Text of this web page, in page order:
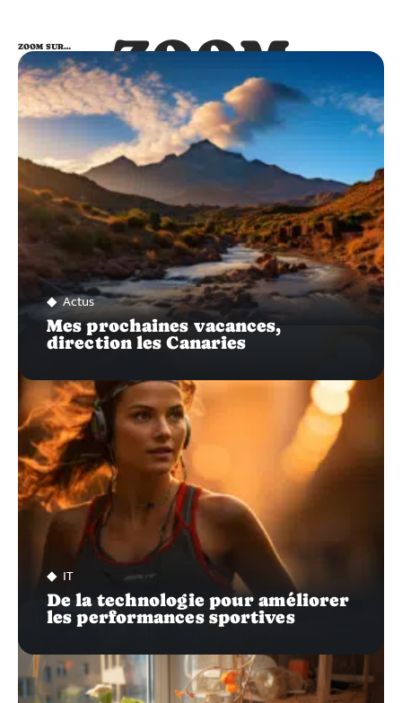
ZOOM
SUR…
ZOOM SUR…
Actus
Mes prochaines vacances,
direction les Canaries
IT
De la technologie pour améliorer
les performances sportives